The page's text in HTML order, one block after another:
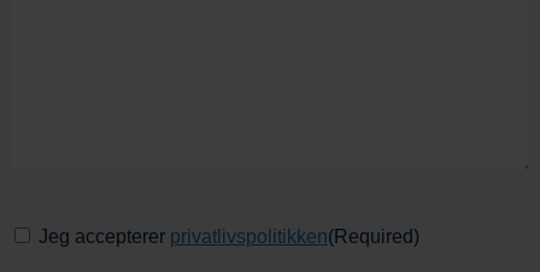
Consent(Required)
Jeg accepterer privatlivspolitikken(Required)